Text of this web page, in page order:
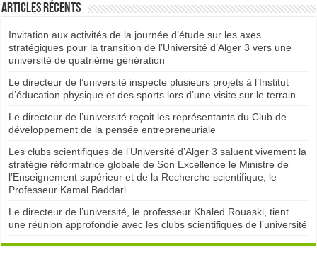
Articles récents
Invitation aux activités de la journée d’étude sur les axes
stratégiques pour la transition de l’Université d’Alger 3 vers une
université de quatrième génération
Le directeur de l’université inspecte plusieurs projets à l’Institut
d’éducation physique et des sports lors d’une visite sur le terrain
Le directeur de l’université reçoit les représentants du Club de
développement de la pensée entrepreneuriale
Les clubs scientifiques de l’Université d’Alger 3 saluent vivement la
stratégie réformatrice globale de Son Excellence le Ministre de
l’Enseignement supérieur et de la Recherche scientifique, le
Professeur Kamal Baddari.
Le directeur de l’université, le professeur Khaled Rouaski, tient
une réunion approfondie avec les clubs scientifiques de l’université